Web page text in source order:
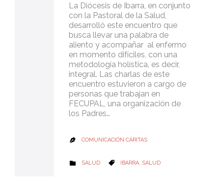
La Diócesis de Ibarra, en conjunto
con la Pastoral de la Salud,
desarrolló este encuentro que
busca llevar una palabra de
aliento y acompañar al enfermo
en momento difíciles, con una
metodología holística, es decir,
integral. Las charlas de este
encuentro estuvieron a cargo de
personas que trabajan en
FECUPAL, una organización de
los Padres…
 COMUNICACIÓN CÁRITAS
 CATEGORY
SALUD  CATEGORY
IBARRA, SALUD